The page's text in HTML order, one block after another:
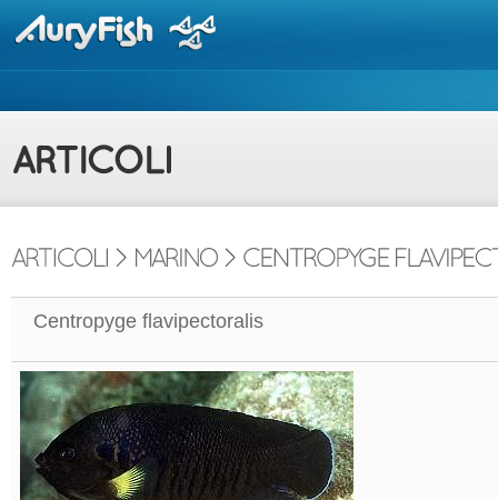
Centropyge flavipectoralis